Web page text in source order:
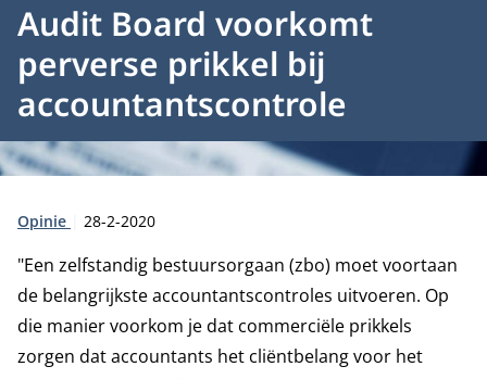
Audit Board voorkomt
perverse prikkel bij
accountantscontrole
Type:
Opinie Publicatiedatum:
28-2-2020
"Een zelfstandig bestuursorgaan (zbo) moet voortaan
de belangrijkste accountantscontroles uitvoeren. Op
die manier voorkom je dat commerciële prikkels
zorgen dat accountants het cliëntbelang voor het